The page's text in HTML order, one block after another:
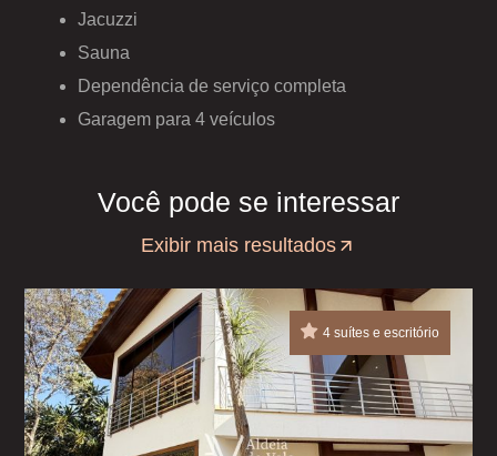
Jacuzzi
Sauna
Dependência de serviço completa
Garagem para 4 veículos
Você pode se interessar
Exibir mais resultados
4 suítes e escritório